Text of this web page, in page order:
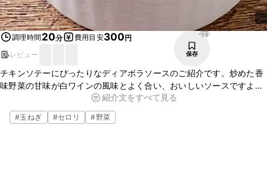
調理時間 20分 費用目安300円
レビュー
221
保存
チキンソテーにぴったりなディアボラソースのご紹介です。炒めた香
味野菜の甘味が白ワインの風味とよく合い、おいしいソースですよ。
皮目をパリッと焼いたチキンソテーにたっぷりとかけてぜひ、お召し
上がりくださいね。
紹介文をすべて見る
#玉ねぎ #セロリ #野菜